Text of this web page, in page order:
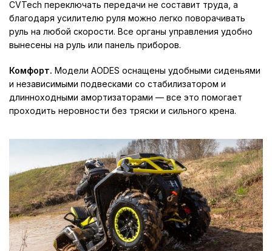
CVTech переключать передачи не составит труда, а
благодаря усилителю руля можно легко поворачивать
руль на любой скорости. Все органы управления удобно
вынесены на руль или панель приборов.
Комфорт. Модели AODES оснащены удобными сиденьями
и независимыми подвесками со стабилизатором и
длинноходными амортизаторами — все это помогает
проходить неровности без тряски и сильного крена.